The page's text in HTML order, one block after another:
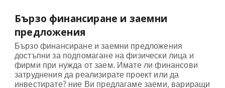
Бързо финансиране и заемни
предложения
Бързо финансиране и заемни предложения
достъпни за подпомагане на физически лица и
фирми при нужда от заем. Имате ли финансови
затруднения да реализирате проект или да
инвестирате? ние Ви предлагаме заеми, вариращи